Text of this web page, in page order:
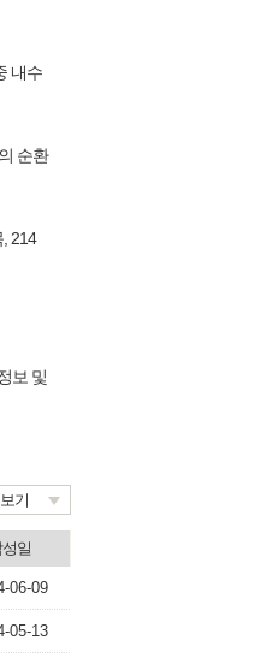
내수
순환
214
보 및
기
성일
06-09
05-13